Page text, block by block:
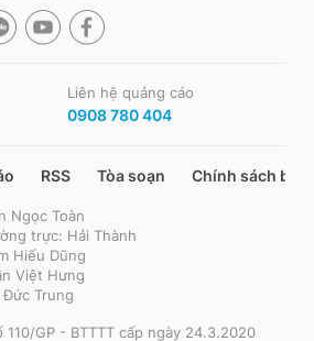
Liên hệ quảng cáo
0908 780 404
RSS Tòa soạn Chính sách bảo
Ngọc Toàn
trực: Hải Thành
Hiếu Dũng
Việt Hưng
Trung
GP - BTTTT cấp ngày 24.3.2020